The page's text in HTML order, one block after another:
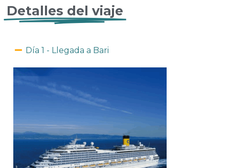
Detalles del viaje
Día 1 - Llegada a Bari